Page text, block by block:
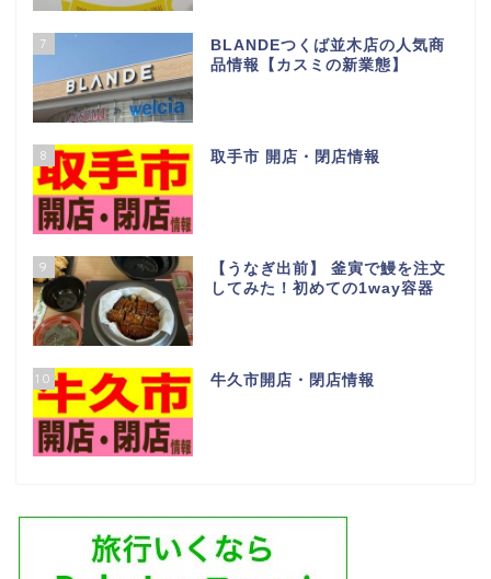
7
BLANDEつくば並木店の人気商
品情報【カスミの新業態】
8 取手市 開店・閉店情報
9
【うなぎ出前】 釜寅で鰻を注文
してみた！初めての1way容器
10 牛久市開店・閉店情報